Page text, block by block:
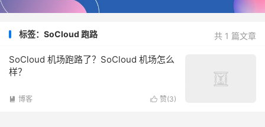
共 1 篇文章
标签：SoCloud 跑路
SoCloud 机场跑路了？SoCloud 机场怎么
样？
 赞(3)
 博客